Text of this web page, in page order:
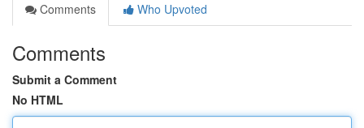
Comments
Who Upvoted
Comments
Submit a Comment
No HTML